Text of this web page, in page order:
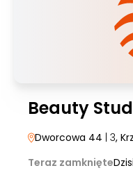
Beauty
Dworcowa 44 | 3,
Teraz zamknięte